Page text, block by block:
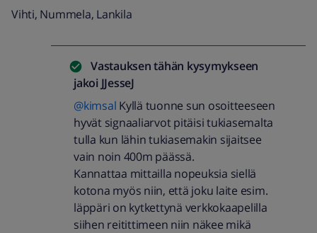
Vihti, Nummela, Lankila
Vastauksen tähän kysymykseen
jakoi JJesseJ
@kimsal Kyllä tuonne sun osoitteeseen
hyvät signaaliarvot pitäisi tukiasemalta
tulla kun lähin tukiasemakin sijaitsee
vain noin 400m päässä.
Kannattaa mittailla nopeuksia siellä
kotona myös niin, että joku laite esim.
läppäri on kytkettynä verkkokaapelilla
siihen reitittimeen niin näkee mikä